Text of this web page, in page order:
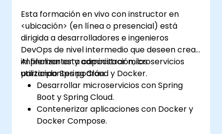
Esta formación en vivo con instructor en
<ubicación> (en línea o presencial) está
dirigida a desarrolladores e ingenieros
DevOps de nivel intermedio que deseen crear,
implementar y administrar microservicios
utilizando Spring Cloud y Docker.
Al finalizar esta capacitación, los
participantes podrán:
Desarrollar microservicios con Spring
Boot y Spring Cloud.
Contenerizar aplicaciones con Docker y
Docker Compose.